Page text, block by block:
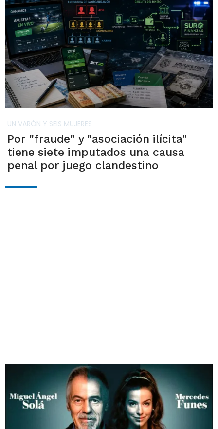
UN VARÓN Y SEIS MUJERES
Por "fraude" y "asociación ilícita"
tiene siete imputados una causa
penal por juego clandestino